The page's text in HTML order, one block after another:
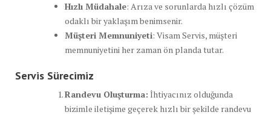
Hızlı Müdahale: Arıza ve sorunlarda hızlı çözüm
odaklı bir yaklaşım benimsenir.
Müşteri Memnuniyeti: Visam Servis, müşteri
memnuniyetini her zaman ön planda tutar.
Servis Sürecimiz
Randevu Oluşturma: İhtiyacınız olduğunda
bizimle iletişime geçerek hızlı bir şekilde randevu